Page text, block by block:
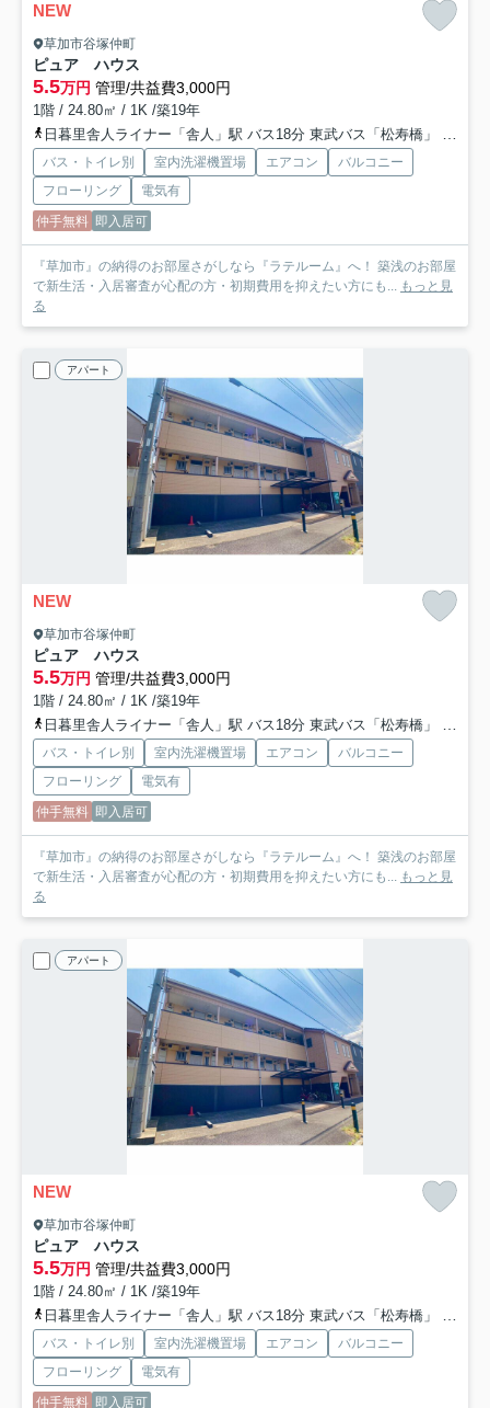
NEW
草加市谷塚仲町
ピュア ハウス
5.5万円 管理/共益費3,000円
1階 / 24.80㎡ / 1K /築19年
日暮里舎人ライナー「舎人」駅 バス18分 東武バス「松寿橋」 停歩2分
バス・トイレ別 室内洗濯機置場 エアコン
バルコニー
フローリング
電気有
仲手無料 即入居可
『草加市』の納得のお部屋さがしなら『ラテルーム』へ！ 築浅のお部屋
で新生活・入居審査が心配の方・初期費用を抑えたい方にも... もっと見
る
アパート
NEW
草加市谷塚仲町
ピュア ハウス
5.5万円 管理/共益費3,000円
1階 / 24.80㎡ / 1K /築19年
日暮里舎人ライナー「舎人」駅 バス18分 東武バス「松寿橋」 停歩2分
バス・トイレ別 室内洗濯機置場 エアコン
バルコニー
フローリング
電気有
仲手無料 即入居可
『草加市』の納得のお部屋さがしなら『ラテルーム』へ！ 築浅のお部屋
で新生活・入居審査が心配の方・初期費用を抑えたい方にも... もっと見
る
アパート
NEW
草加市谷塚仲町
ピュア ハウス
5.5万円 管理/共益費3,000円
1階 / 24.80㎡ / 1K /築19年
日暮里舎人ライナー「舎人」駅 バス18分 東武バス「松寿橋」 停歩2分
バス・トイレ別 室内洗濯機置場 エアコン
バルコニー
フローリング
電気有
仲手無料 即入居可